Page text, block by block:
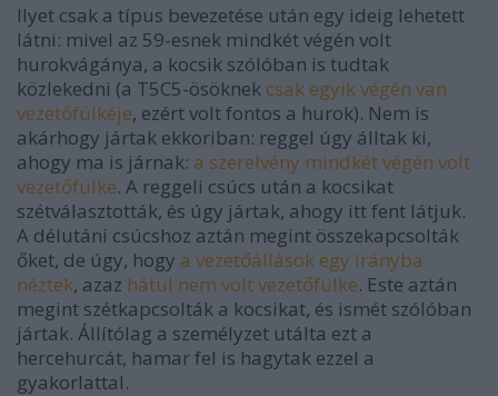
Ilyet csak a típus bevezetése után egy ideig lehetett
látni: mivel az 59-esnek mindkét végén volt
hurokvágánya, a kocsik szólóban is tudtak
közlekedni (a T5C5-ösöknek csak egyik végén van
vezetőfülkéje, ezért volt fontos a hurok). Nem is
akárhogy jártak ekkoriban: reggel úgy álltak ki,
ahogy ma is járnak: a szerelvény mindkét végén volt
vezetőfülke. A reggeli csúcs után a kocsikat
szétválasztották, és úgy jártak, ahogy itt fent látjuk.
A délutáni csúcshoz aztán megint összekapcsolták
őket, de úgy, hogy a vezetőállások egy irányba
néztek, azaz hátul nem volt vezetőfülke. Este aztán
megint szétkapcsolták a kocsikat, és ismét szólóban
jártak. Állítólag a személyzet utálta ezt a
hercehurcát, hamar fel is hagytak ezzel a
gyakorlattal.